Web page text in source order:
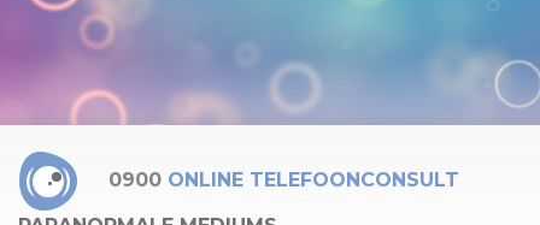
0900 ONLINE TELEFOONCONSULT